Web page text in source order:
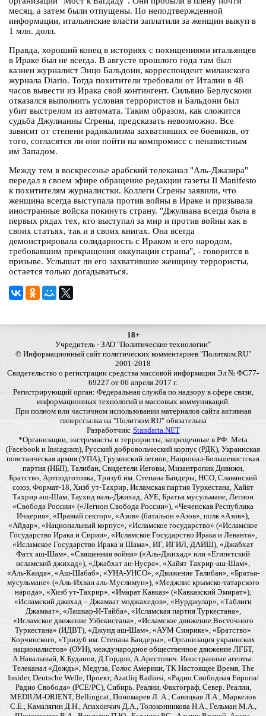
месяц, а затем были отпущены. По неподтвержденной
информации, итальянские власти заплатили за женщин выкуп в
1 млн. долл.
Правда, хороший конец в историях с похищениями итальянцев
в Ираке был не всегда. В августе прошлого года там был
казнен журналист Энцо Бальдони, корреспондент миланского
журнала Diario. Тогда похитители требовали от Италии в 48
часов вывести из Ирака свой контингент. Сильвио Берлускони
отказался выполнить условия террористов и Бальдони был
убит выстрелом из автомата. Таким образом, как сложится
судьба Джулианны Сгрены, предсказать невозможно. Все
зависит от степени радикализма захвативших ее боевиков, от
того, согласятся ли они пойти на компромисс с ненавистным
им Западом.
Между тем в воскресенье арабский телеканал "Аль-Джазира"
передал в своем эфире обращение редакции газеты Il Manifesto
к похитителям журналистки. Коллеги Сгрены заявили, что
женщина всегда выступала против войны в Ираке и призывала
иностранные войска покинуть страну. "Джулиана всегда была в
первых рядах тех, кто выступал за мир и против войны как в
своих статьях, так и в своих книгах. Она всегда
демонстрировала солидарность с Ираком и его народом,
требовавшим прекращения оккупации страны", - говорится в
призыве. Услышат ли его захватившие женщину террористы,
остается только догадываться.
18+
Учредитель - ЗАО "Политические технологии"
© Информационный сайт политических комментариев "Политком.RU"
2001-2018
Свидетельство о регистрации средства массовой информации Эл № ФС77-
69227 от 06 апреля 2017 г.
Регистрирующий орган: Федеральная служба по надзору в сфере связи,
информационных технологий и массовых коммуникаций.
При полном или частичном использовании материалов сайта активная
гиперссылка на "Политком.RU" обязательна
Разработчик: Standarta.NET
*Организации, экстремисты и террористы, запрещенные в РФ: Meta
(Facebook и Instagram), Русский добровольческий корпус (РДК), Украинская
повстанческая армия (УПА), Грузинский легион, Национал-Большевистская
партия (НБП), Талибан, Свидетели Иеговы, Мизантропик Дивижн,
Братство, Артподготовка, Тризуб им. Степана Бандеры, НСО, Славянский
союз, Формат-18, Хизб ут-Тахрир, Исламская партия Туркестана, Хайят
Тахрир аш-Шам, Таухид валь-Джихад, АУЕ, Братья мусульмане, Легион
«Свобода России» («Легион Свобода России»), «Чеченская Республика
Ичкерия», «Правый сектор», «Азов» (батальон «Азов», полк «Азов»),
«Айдар», «Национальный корпус», «Исламское государство» («Исламское
Государство Ирака и Сирии», «Исламское Государство Ирака и Леванта»,
«Исламское Государство Ирака и Шама», ИГ, ИГИЛ, ДАИШ), «Джабхат
Фатх аш-Шам», «Священная война» («Аль-Джихад» или «Египетский
исламский джихад»), «Джабхат ан-Нусра», «Хайят Тахрир-аш-Шам»,
«Аль-Каида», «Аш-Шабаб», «УНА-УНСО», «Движение Талибан», «Братья-
мусульмане» («Аль-Ихван аль-Муслимун»), «Меджлис крымско-татарского
народа», «Хизб ут-Тахрир», «Имарат Кавказ» («Кавказский Эмират»),
«Исламский джихад – Джамаат моджахедов», «Нурджулар», «Таблиги
Джамаат», «Лашкар-И-Тайба», «Исламская партия Туркестана»,
«Исламское движение Узбекистана», «Исламское движение Восточного
Туркестана» (ИДВТ), «Джунд аш-Шам», «АУМ Синрике», «Братство»
Корчинского, «Тризуб им. Степана Бандеры», «Организация украинских
националистов» (ОУН), международное общественное движение ЛГБТ,
А.Навальный, К.Буданов, Д.Гордон, А.Арестович. Иностранные агенты:
Телеканал «Дождь», Медуза, Голос Америки, ТК Настоящее Время, The
Insider, Deutsche Welle, Проект, Azatliq Radiosi, «Радио Свободная Европа/
Радио Свобода» (PCE/PC), Сибирь. Реалии, Фактограф, Север. Реалии,
MEDIUM-ORIENT, Bellingcat, Пономарев Л. А., Савицкая Л.А., Маркелов
С.Е., Камалягин Д.Н., Апахончич Д.А., Толоконникова Н.А., Гельман М.А.,